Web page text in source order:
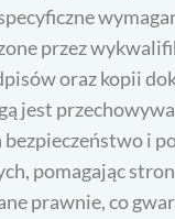
przez
oraz kopii
jest
i
pomagając
prawnie, co